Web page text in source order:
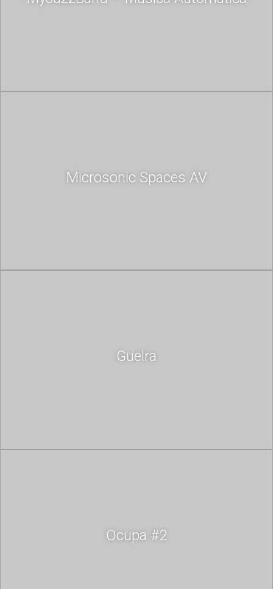
Microsonic Spaces AV
Guelra
Ocupa #2